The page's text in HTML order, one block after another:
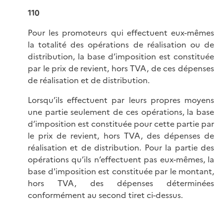
110
Pour les promoteurs qui effectuent eux-mêmes
la totalité des opérations de réalisation ou de
distribution, la base d’imposition est constituée
par le prix de revient, hors TVA, de ces dépenses
de réalisation et de distribution.
Lorsqu’ils effectuent par leurs propres moyens
une partie seulement de ces opérations, la base
d’imposition est constituée pour cette partie par
le prix de revient, hors TVA, des dépenses de
réalisation et de distribution. Pour la partie des
opérations qu’ils n’effectuent pas eux-mêmes, la
base d'imposition est constituée par le montant,
hors TVA, des dépenses déterminées
conformément au second tiret ci-dessus.